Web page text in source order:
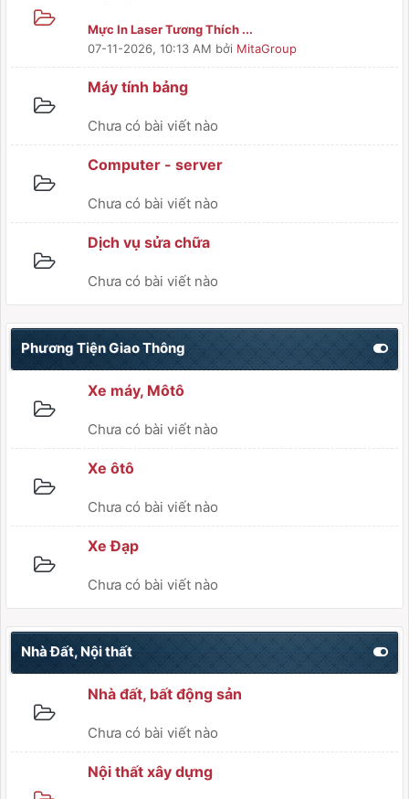
Mực In Laser Tương Thích ...
07-11-2026, 10:13 AM bởi MitaGroup
Máy tính bảng
Chưa có bài viết nào
Computer - server
Chưa có bài viết nào
Dịch vụ sửa chữa
Chưa có bài viết nào
Phương Tiện Giao Thông
Xe máy, Môtô
Chưa có bài viết nào
Xe ôtô
Chưa có bài viết nào
Xe Đạp
Chưa có bài viết nào
Nhà Đất, Nội thất
Nhà đất, bất động sản
Chưa có bài viết nào
Nội thất xây dựng